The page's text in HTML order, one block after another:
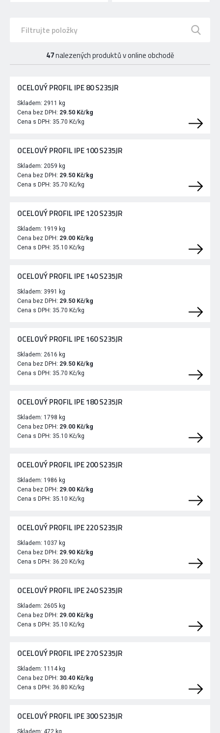
47nalezených produktů v online obchodě
OCELOVÝ PROFIL IPE 80 S235JR
Skladem: 2911 kg
Cena bez DPH: 29.50 Kč/kg
Cena s DPH: 35.70 Kč/kg
OCELOVÝ PROFIL IPE 100 S235JR
Skladem: 2059 kg
Cena bez DPH: 29.50 Kč/kg
Cena s DPH: 35.70 Kč/kg
OCELOVÝ PROFIL IPE 120 S235JR
Skladem: 1919 kg
Cena bez DPH: 29.00 Kč/kg
Cena s DPH: 35.10 Kč/kg
OCELOVÝ PROFIL IPE 140 S235JR
Skladem: 3991 kg
Cena bez DPH: 29.50 Kč/kg
Cena s DPH: 35.70 Kč/kg
OCELOVÝ PROFIL IPE 160 S235JR
Skladem: 2616 kg
Cena bez DPH: 29.50 Kč/kg
Cena s DPH: 35.70 Kč/kg
OCELOVÝ PROFIL IPE 180 S235JR
Skladem: 1798 kg
Cena bez DPH: 29.00 Kč/kg
Cena s DPH: 35.10 Kč/kg
OCELOVÝ PROFIL IPE 200 S235JR
Skladem: 1986 kg
Cena bez DPH: 29.00 Kč/kg
Cena s DPH: 35.10 Kč/kg
OCELOVÝ PROFIL IPE 220 S235JR
Skladem: 1037 kg
Cena bez DPH: 29.90 Kč/kg
Cena s DPH: 36.20 Kč/kg
OCELOVÝ PROFIL IPE 240 S235JR
Skladem: 2605 kg
Cena bez DPH: 29.00 Kč/kg
Cena s DPH: 35.10 Kč/kg
OCELOVÝ PROFIL IPE 270 S235JR
Skladem: 1114 kg
Cena bez DPH: 30.40 Kč/kg
Cena s DPH: 36.80 Kč/kg
OCELOVÝ PROFIL IPE 300 S235JR
Skladem: 472 kg